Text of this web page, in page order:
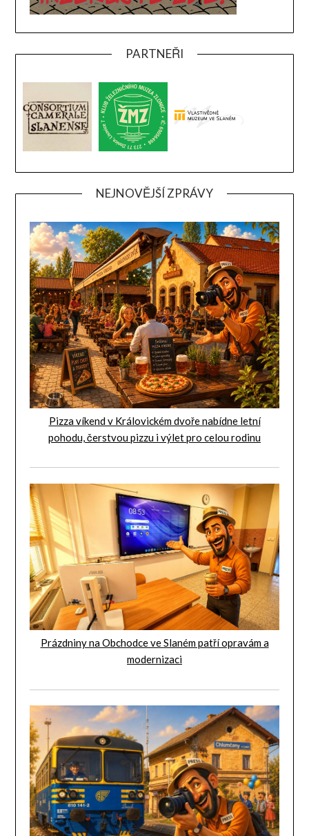
PARTNEŘI
NEJNOVĚJŠÍ ZPRÁVY
Pizza víkend v Královickém dvoře nabídne letní
pohodu, čerstvou pizzu i výlet pro celou rodinu
Prázdniny na Obchodce ve Slaném patří opravám a
modernizaci